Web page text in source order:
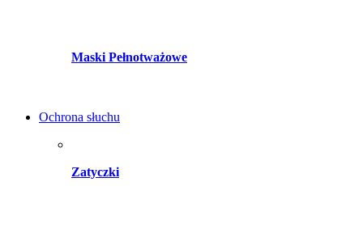
Maski Pełnotważowe
Ochrona słuchu
Zatyczki